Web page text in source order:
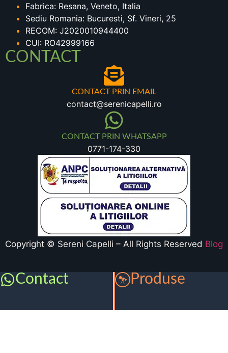
Fabrica: Resana, Veneto, Italia
Sediu Romania: Bucuresti, Sf. Vineri, 25
RECOM: J2020010944400
CUI: RO42999166
CONTACT
CONTACT PRIN EMAIL
contact@serenicapelli.ro
CONTACT PRIN WHATSAPP
0771-174-330
Copyright © Sereni Capelli – All Rights Reserved Blog
Contact Produse